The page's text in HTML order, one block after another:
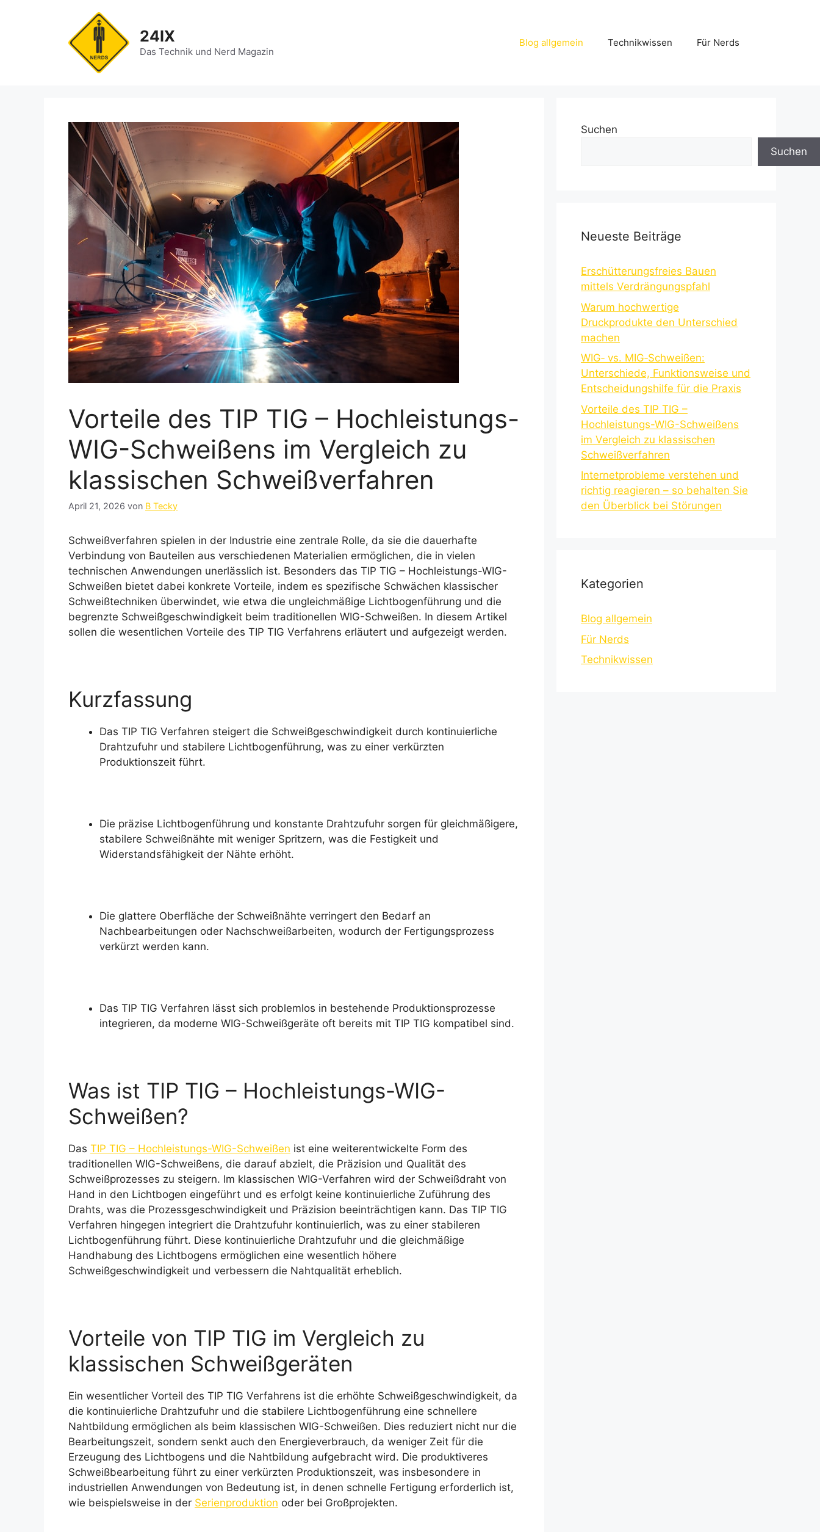
24IX
Das Technik und Nerd Magazin
Blog allgemein Technikwissen Für Nerds
Vorteile des TIP TIG – Hochleistungs-
WIG-Schweißens im Vergleich zu
klassischen Schweißverfahren
April 21, 2026 von B Tecky
Schweißverfahren spielen in der Industrie eine zentrale Rolle, da sie die dauerhafte
Verbindung von Bauteilen aus verschiedenen Materialien ermöglichen, die in vielen
technischen Anwendungen unerlässlich ist. Besonders das TIP TIG – Hochleistungs-WIG-
Schweißen bietet dabei konkrete Vorteile, indem es spezifische Schwächen klassischer
Schweißtechniken überwindet, wie etwa die ungleichmäßige Lichtbogenführung und die
begrenzte Schweißgeschwindigkeit beim traditionellen WIG-Schweißen. In diesem Artikel
sollen die wesentlichen Vorteile des TIP TIG Verfahrens erläutert und aufgezeigt werden.
Kurzfassung
Das TIP TIG Verfahren steigert die Schweißgeschwindigkeit durch kontinuierliche
Drahtzufuhr und stabilere Lichtbogenführung, was zu einer verkürzten
Produktionszeit führt.
Die präzise Lichtbogenführung und konstante Drahtzufuhr sorgen für gleichmäßigere,
stabilere Schweißnähte mit weniger Spritzern, was die Festigkeit und
Widerstandsfähigkeit der Nähte erhöht.
Die glattere Oberfläche der Schweißnähte verringert den Bedarf an
Nachbearbeitungen oder Nachschweißarbeiten, wodurch der Fertigungsprozess
verkürzt werden kann.
Das TIP TIG Verfahren lässt sich problemlos in bestehende Produktionsprozesse
integrieren, da moderne WIG-Schweißgeräte oft bereits mit TIP TIG kompatibel sind.
Was ist TIP TIG – Hochleistungs-WIG-
Schweißen?
Das TIP TIG – Hochleistungs-WIG-Schweißen ist eine weiterentwickelte Form des
traditionellen WIG-Schweißens, die darauf abzielt, die Präzision und Qualität des
Schweißprozesses zu steigern. Im klassischen WIG-Verfahren wird der Schweißdraht von
Hand in den Lichtbogen eingeführt und es erfolgt keine kontinuierliche Zuführung des
Drahts, was die Prozessgeschwindigkeit und Präzision beeinträchtigen kann. Das TIP TIG
Verfahren hingegen integriert die Drahtzufuhr kontinuierlich, was zu einer stabileren
Lichtbogenführung führt. Diese kontinuierliche Drahtzufuhr und die gleichmäßige
Handhabung des Lichtbogens ermöglichen eine wesentlich höhere
Schweißgeschwindigkeit und verbessern die Nahtqualität erheblich.
Vorteile von TIP TIG im Vergleich zu
klassischen Schweißgeräten
Ein wesentlicher Vorteil des TIP TIG Verfahrens ist die erhöhte Schweißgeschwindigkeit, da
die kontinuierliche Drahtzufuhr und die stabilere Lichtbogenführung eine schnellere
Nahtbildung ermöglichen als beim klassischen WIG-Schweißen. Dies reduziert nicht nur die
Bearbeitungszeit, sondern senkt auch den Energieverbrauch, da weniger Zeit für die
Erzeugung des Lichtbogens und die Nahtbildung aufgebracht wird. Die produktiveres
Schweißbearbeitung führt zu einer verkürzten Produktionszeit, was insbesondere in
industriellen Anwendungen von Bedeutung ist, in denen schnelle Fertigung erforderlich ist,
wie beispielsweise in der Serienproduktion oder bei Großprojekten.
Suchen
Suchen
Neueste Beiträge
Erschütterungsfreies Bauen
mittels Verdrängungspfahl
Warum hochwertige
Druckprodukte den Unterschied
machen
WIG‑ vs. MIG‑Schweißen:
Unterschiede, Funktionsweise und
Entscheidungshilfe für die Praxis
Vorteile des TIP TIG –
Hochleistungs-WIG-Schweißens
im Vergleich zu klassischen
Schweißverfahren
Internetprobleme verstehen und
richtig reagieren – so behalten Sie
den Überblick bei Störungen
Kategorien
Blog allgemein
Für Nerds
Technikwissen